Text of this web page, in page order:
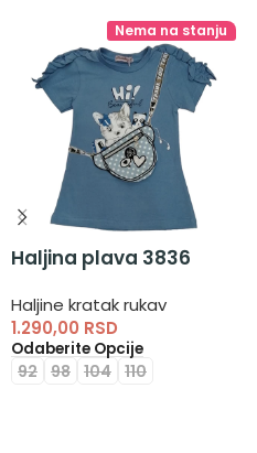
Nema na stanju
Haljina plava 3836
Haljine kratak rukav
1.290,00 RSD
Odaberite Opcije
92 98 104 110